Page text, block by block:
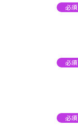
必須
必須
必須